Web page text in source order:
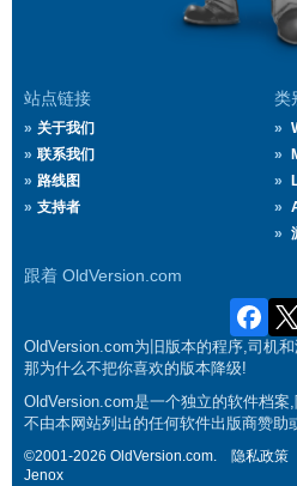
站点链接
关于我们
联系我们
路线图
支持者
类
跟着 OldVersion.com
OldVersion.com为旧版本的程序,司机
那为什么不把你喜欢的版本降级!
OldVersion.com是一个独立的软件档
不由本网站列出的任何软件出版商赞助
©2001-2026 OldVersion.com. 隐私政策
Jenox